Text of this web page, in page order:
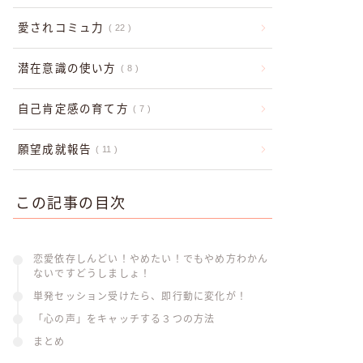
愛されコミュ力 22
潜在意識の使い方 8
自己肯定感の育て方 7
願望成就報告 11
この記事の目次
恋愛依存しんどい！やめたい！でもやめ方わかん
ないですどうしましょ！
単発セッション受けたら、即行動に変化が！
「心の声」をキャッチする３つの方法
まとめ